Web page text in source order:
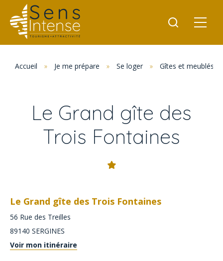
Accueil » Je me prépare » Se loger » Gîtes et meublés
Le Grand gîte des
Trois Fontaines
Le Grand gîte des Trois Fontaines
56 Rue des Treilles
89140 SERGINES
Voir mon itinéraire